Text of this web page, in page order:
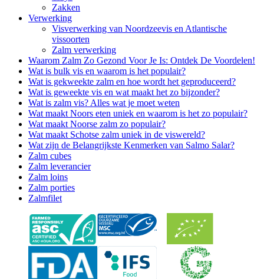
Zakken
Verwerking
Visverwerking van Noordzeevis en Atlantische
vissoorten
Zalm verwerking
Waarom Zalm Zo Gezond Voor Je Is: Ontdek De Voordelen!
Wat is bulk vis en waarom is het populair?
Wat is gekweekte zalm en hoe wordt het geproduceerd?
Wat is geweekte vis en wat maakt het zo bijzonder?
Wat is zalm vis? Alles wat je moet weten
Wat maakt Noors eten uniek en waarom is het zo populair?
Wat maakt Noorse zalm zo populair?
Wat maakt Schotse zalm uniek in de viswereld?
Wat zijn de Belangrijkste Kenmerken van Salmo Salar?
Zalm cubes
Zalm leverancier
Zalm loins
Zalm porties
Zalmfilet